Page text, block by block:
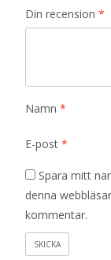
Din recension *
Namn *
E-post *
Spara mitt
denna
kommentar.